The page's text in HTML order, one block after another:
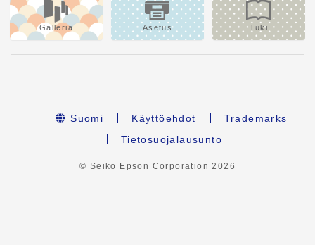
Galleria Asetus Tuki
Suomi Käyttöehdot
Trademarks
Tietosuojalausunto
© Seiko Epson Corporation2026